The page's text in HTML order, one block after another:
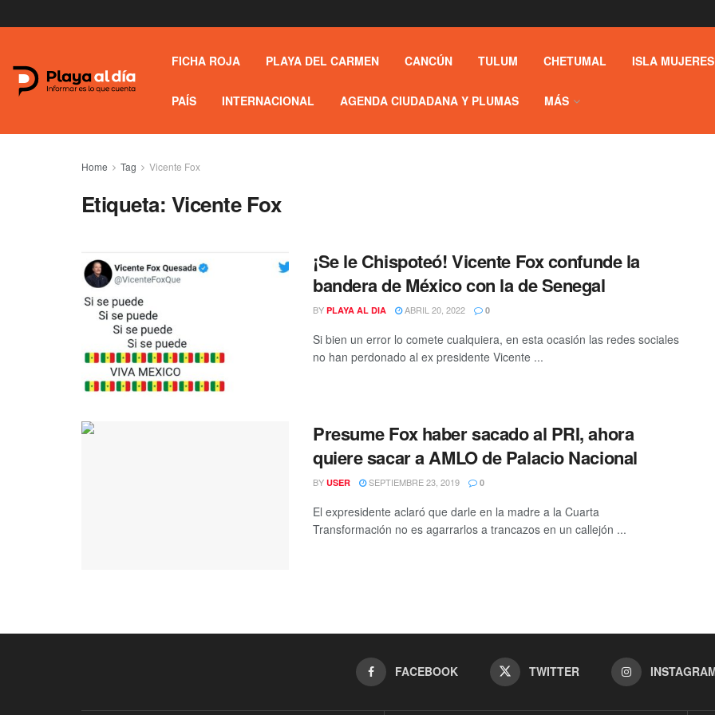
FICHA ROJA PLAYA DEL CARMEN CANCÚN TULUM CHETUMAL ISLA MUJERES
PAÍS INTERNACIONAL AGENDA CIUDADANA Y PLUMAS MÁS
Home Tag Vicente Fox
Etiqueta: Vicente Fox
¡Se le Chispoteó! Vicente Fox confunde la
bandera de México con la de Senegal
BY PLAYA AL DIA ABRIL 20, 2022 0
Si bien un error lo comete cualquiera, en esta ocasión las redes sociales
no han perdonado al ex presidente Vicente ...
Presume Fox haber sacado al PRI, ahora
quiere sacar a AMLO de Palacio Nacional
BY USER SEPTIEMBRE 23, 2019 0
El expresidente aclaró que darle en la madre a la Cuarta
Transformación no es agarrarlos a trancazos en un callejón ...
FACEBOOK TWITTER